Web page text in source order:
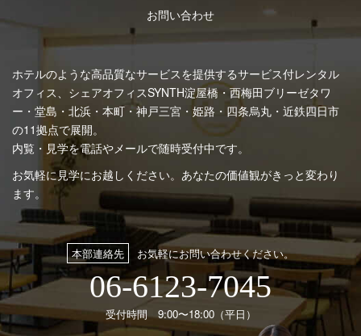
お問い合わせ
ホテルのような高品質なサービスを提供するサービス付レンタル
オフィス、シェアオフィスSYNTH淀屋橋・西梅田ブリーゼタワ
ー・堂島・北浜・本町・神戸三宮・姫路・四条烏丸・近鉄四日市
の11拠点で展開。
内覧・見学を電話やメールで随時受付中です。
お気軽に見学にお越しください。あなたの価値観がきっと変わり
ます。
本部連絡先 お気軽にお問い合わせください。
06-6123-7045
受付時間 9:00〜18:00（平日）